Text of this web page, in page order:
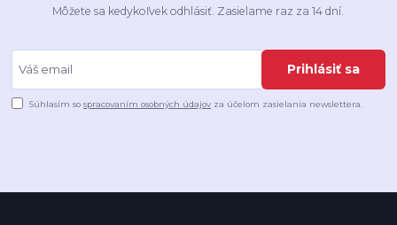
Môžete sa kedykoľvek odhlásiť. Zasielame raz za 14 dní.
Prihlásiť sa
Súhlasím sospracovaním osobných údajov za účelom zasielania newslettera.